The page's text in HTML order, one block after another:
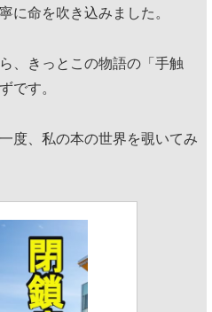
に命を吹き込みました。
、きっとこの物語の「手触
です。
度、私の本の世界を覗いてみ